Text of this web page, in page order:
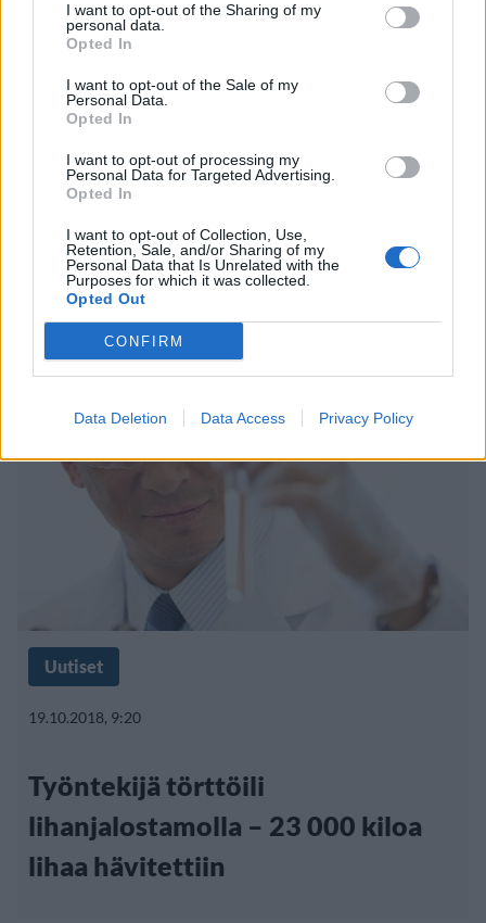
I want to opt-out of the Sharing of my
personal data.
Opted In
I want to opt-out of the Sale of my
Personal Data.
Opted In
I want to opt-out of processing my
Personal Data for Targeted Advertising.
Opted In
I want to opt-out of Collection, Use,
Retention, Sale, and/or Sharing of my
Personal Data that Is Unrelated with the
Purposes for which it was collected.
Opted Out
CONFIRM
Data Deletion Data Access Privacy Policy
Autot
12.1.2019, 16:40
Timelapse-video Teslan tehtaalta
– näin valmistuu Model 3
Uutiset
19.10.2018, 9:20
Työntekijä törttöili
lihanjalostamolla – 23 000 kiloa
lihaa hävitettiin